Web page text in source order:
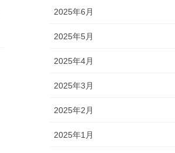
2025年6月
2025年5月
2025年4月
2025年3月
2025年2月
2025年1月